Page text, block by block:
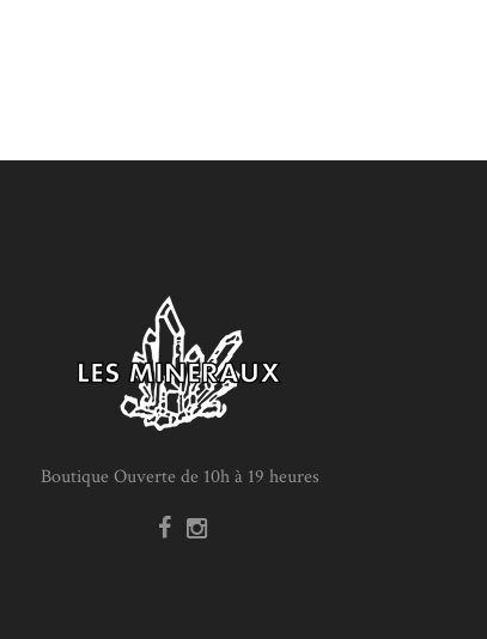
Boutique Ouverte de 10h à 19 heures